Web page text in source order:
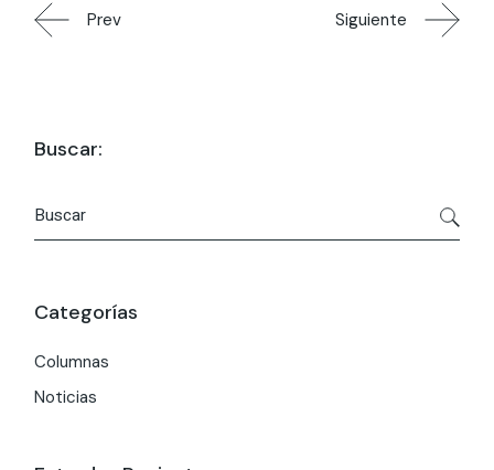
Prev Siguiente
Buscar:
por:
Categorías
Columnas
Noticias